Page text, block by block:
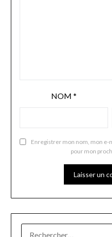
NOM *
Enregistrer mon nom, mon e-
pour mon